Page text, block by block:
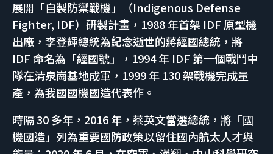
展開「自製防禦戰機」（Indigenous Defense
Fighter, IDF）研製計畫，1988 年首架 IDF 原型機
出廠，李登輝總統為紀念逝世的蔣經國總統，將
IDF 命名為「經國號」，1994 年 IDF 第一個戰鬥中
隊在清泉崗基地成軍，1999 年 130 架戰機完成量
產，為我國國機國造代表作。
時隔 30 多年，2016 年，蔡英文當選總統，將「國
機國造」列為重要國防政策以留住國內航太人才與